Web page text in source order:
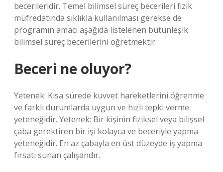
becerileridir. Temel bilimsel süreç becerileri fizik
müfredatında sıklıkla kullanılması gerekse de
programın amacı aşağıda listelenen bütünleşik
bilimsel süreç becerilerini öğretmektir.
Beceri ne oluyor?
Yetenek: Kısa sürede kuvvet hareketlerini öğrenme
ve farklı durumlarda uygun ve hızlı tepki verme
yeteneğidir. Yetenek: Bir kişinin fiziksel veya bilişsel
çaba gerektiren bir işi kolayca ve beceriyle yapma
yeteneğidir. En az çabayla en üst düzeyde iş yapma
fırsatı sunan çalışandır.